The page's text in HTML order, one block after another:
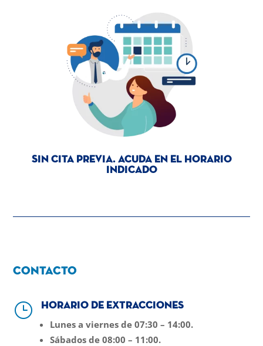
Sin cita previa. Acuda en el horario
indicado
Contacto
} Horario de extracciones
Lunes a viernes de 07:30 – 14:00.
Sábados de 08:00 – 11:00.